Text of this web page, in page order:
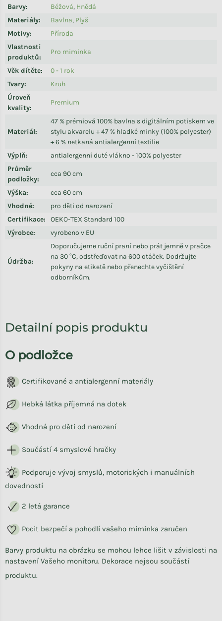
Barvy: Béžová, Hnědá
Materiály: Bavlna, Plyš
Motivy:
Příroda
Vlastnosti
produktů:
Pro miminka
Věk dítěte:
0 - 1 rok
Tvary:
Kruh
Úroveň
kvality:
Premium
Materiál:
47 % prémiová 100% bavlna s digitálním potiskem ve
stylu akvarelu + 47 % hladké minky (100% polyester)
+ 6 % netkaná antialergenní textilie
Výplň:
antialergenní duté vlákno - 100% polyester
Průměr
podložky:
cca 90 cm
Výška:
cca 60 cm
Vhodné:
pro děti od narození
Certifikace:
OEKO-TEX Standard 100
Výrobce: vyrobeno v EU
Údržba:
Doporučujeme ruční praní nebo prát jemně v pračce
na 30 °C, odstřeďovat na 600 otáček. Dodržujte
pokyny na etiketě nebo přenechte vyčištění
odborníkům.
Detailní popis produktu
O podložce
Certifikované a antialergenní materiály
Hebká látka příjemná na dotek
Vhodná pro děti od narození
Součástí 4 smyslové hračky
Podporuje vývoj smyslů, motorických i manuálních
dovedností
2 letá garance
Pocit bezpečí a pohodlí vašeho miminka zaručen
Barvy produktu na obrázku se mohou lehce lišit v závislosti na
nastavení Vašeho monitoru. Dekorace nejsou součástí
produktu.